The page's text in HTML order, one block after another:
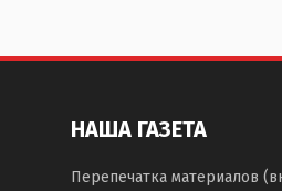
НАША ГАЗЕТА
Перепечатка материалов